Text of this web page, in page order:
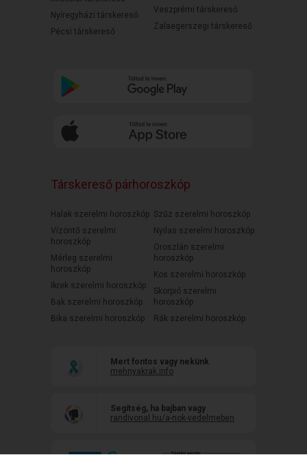
Nyíregyházi társkereső
Pécsi társkereső
Veszprémi társkereső
Zalaegerszegi társkereső
Társkereső párhoroszkóp
Halak szerelmi horoszkóp
Vízöntő szerelmi
horoszkóp
Mérleg szerelmi
horoszkóp
Ikrek szerelmi horoszkóp
Bak szerelmi horoszkóp
Bika szerelmi horoszkóp
Szűz szerelmi horoszkóp
Nyilas szerelmi horoszkóp
Oroszlán szerelmi
horoszkóp
Kos szerelmi horoszkóp
Skorpió szerelmi
horoszkóp
Rák szerelmi horoszkóp
Mert fontos vagy nekünk
mehnyakrak.info
Segítség, ha bajban vagy
randivonal.hu/a-nok-vedelmeben